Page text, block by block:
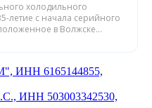
холодильного
летие с начала серийного
в Волжске